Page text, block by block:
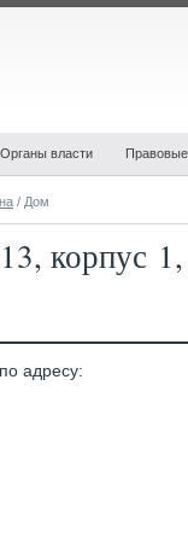
Органы власти
/ Дом
корпус
адресу: